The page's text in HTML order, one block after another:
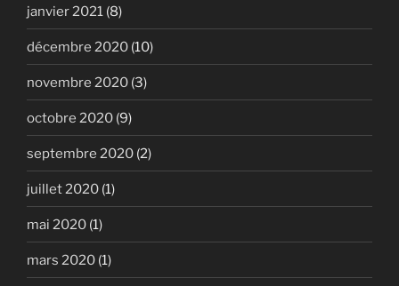
janvier 2021 (8)
décembre 2020 (10)
novembre 2020 (3)
octobre 2020 (9)
septembre 2020 (2)
juillet 2020 (1)
mai 2020 (1)
mars 2020 (1)